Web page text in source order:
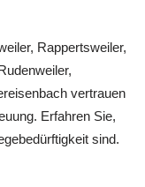
Rappertsweiler,
vertrauen
Erfahren Sie,
sind.